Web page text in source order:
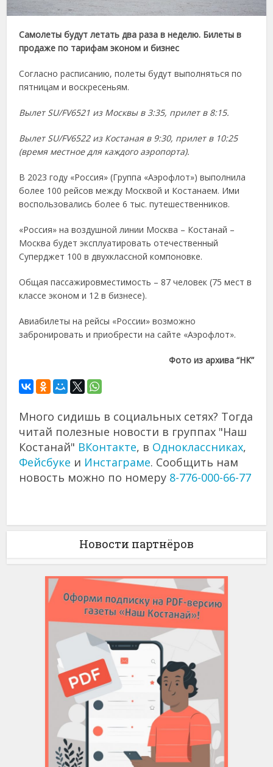
Самолеты будут летать два раза в неделю. Билеты в
продаже по тарифам эконом и бизнес
Согласно расписанию, полеты будут выполняться по
пятницам и воскресеньям.
Вылет SU/FV6521 из Москвы в 3:35, прилет в 8:15.
Вылет SU/FV6522 из Костаная в 9:30, прилет в 10:25
(время местное для каждого аэропорта).
В 2023 году «Россия» (Группа «Аэрофлот») выполнила
более 100 рейсов между Москвой и Костанаем. Ими
воспользовались более 6 тыс. путешественников.
«Россия» на воздушной линии Москва – Костанай –
Москва будет эксплуатировать отечественный
Суперджет 100 в двухклассной компоновке.
Общая пассажировместимость – 87 человек (75 мест в
классе эконом и 12 в бизнесе).
Авиабилеты на рейсы «России» возможно
забронировать и приобрести на сайте «Аэрофлот».
Фото из архива “НК”
Много сидишь в социальных сетях? Тогда
читай полезные новости в группах "Наш
Костанай" ВКонтакте, в Одноклассниках,
Фейсбуке и Инстаграме. Сообщить нам
новость можно по номеру 8-776-000-66-77
Новости партнёров